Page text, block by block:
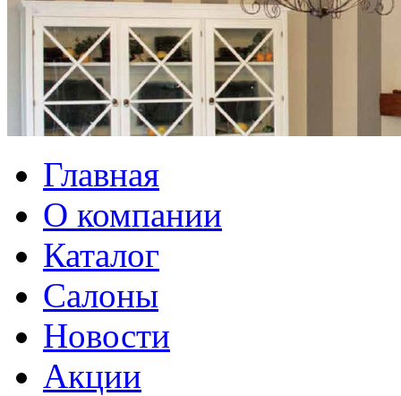
Главная
О компании
Каталог
Салоны
Новости
Акции